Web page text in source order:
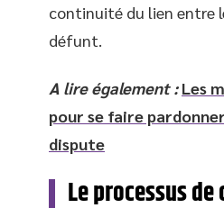
continuité du lien entre
défunt.
A lire également : Les
pour se faire
dispute
Le processus